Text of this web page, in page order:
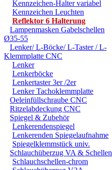
Kennzeichen-Halter variabel
Kennzeichen Leuchten
Reflektor 6 Halterung
Lampenmasken Gabelschellen
Ø35-55
Lenker/ L-Böcke/ L-Taster / L-
Klemmplatte CNC
Lenker
Lenkerböcke
Lenkertaster 3er /2er
Lenker Tachoklemmplatte
Oeleinfüllschraube CNC
Ritzelabdeckung CNC
Spiegel & Zubehör
Lenkerendenspiegel
Lenkerenden Spiegelaufnahme
Spiegelklemmstück univ.
Schlauchüberzug VA & Schellen
Schlauchschellen-chrom